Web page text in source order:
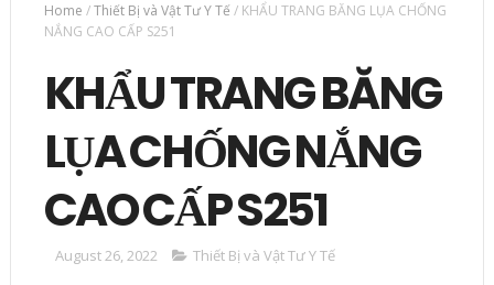
Home /Thiết Bị và Vật Tư Y Tế / KHẨU TRANG BĂNG LỤA CHỐNG
NẮNG CAO CẤP S251
KHẨU TRANG BĂNG
LỤA CHỐNG NẮNG
CAO CẤP S251
August 26, 2022 Thiết Bị và Vật Tư Y Tế